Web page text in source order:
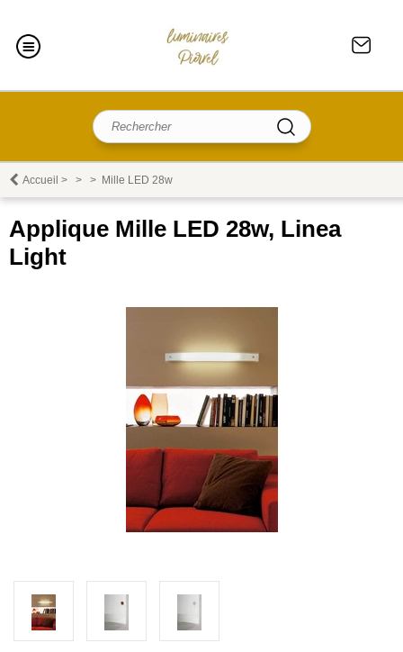
Accueil > > > Mille LED 28w
Applique Mille LED 28w, Linea
Light